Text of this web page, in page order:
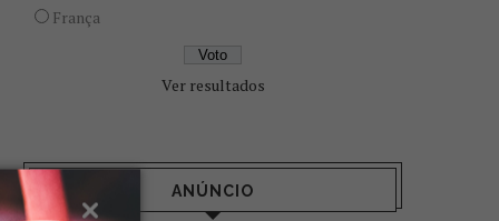
França
Ver resultados
ANÚNCIO